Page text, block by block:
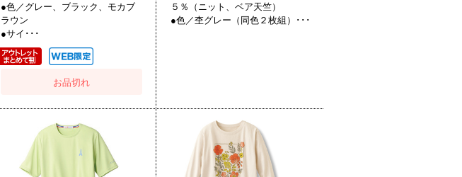
●色／グレー、ブラック、モカブ
ラウン
●サイ･･･
お品切れ
５％（ニット、ベア天竺）
●色／杢グレー（同色２枚組）･･･